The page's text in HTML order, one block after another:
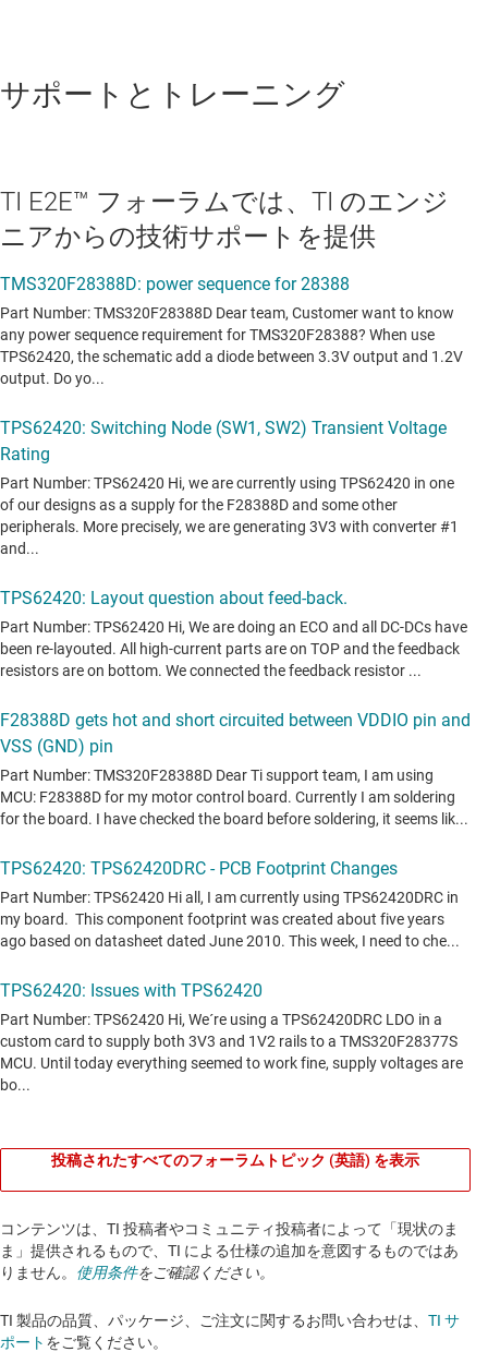
サポートとトレーニング
TI E2E™ フォーラムでは、TI のエンジ
ニアからの技術サポートを提供
投稿されたすべてのフォーラムトピック (英語) を表示
コンテンツは、TI 投稿者やコミュニティ投稿者によって「現状のま
ま」提供されるもので、TI による仕様の追加を意図するものではあ
りません。 使用条件をご確認ください。
TI 製品の品質、パッケージ、ご注文に関するお問い合わせは、 TI サ
ポート をご覧ください。​​​​​​​​​​​​​​